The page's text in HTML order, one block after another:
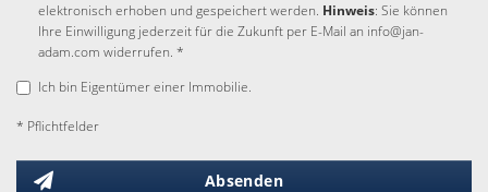
elektronisch erhoben und gespeichert werden. Hinweis: Sie können
Ihre Einwilligung jederzeit für die Zukunft per E-Mail an info@jan-
adam.com widerrufen. *
Ich bin Eigentümer einer Immobilie.
* Pflichtfelder
Absenden